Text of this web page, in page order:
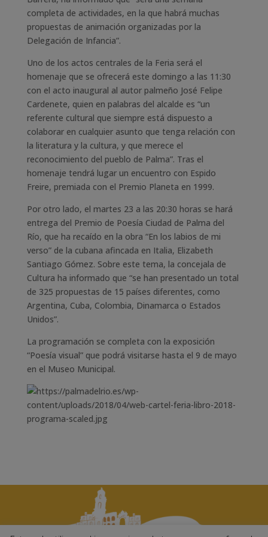
completa de actividades, en la que habrá muchas
propuestas de animación organizadas por la
Delegación de Infancia”.
Uno de los actos centrales de la Feria será el
homenaje que se ofrecerá este domingo a las 11:30
con el acto inaugural al autor palmeño José Felipe
Cardenete, quien en palabras del alcalde es “un
referente cultural que siempre está dispuesto a
colaborar en cualquier asunto que tenga relación con
la literatura y la cultura, y que merece el
reconocimiento del pueblo de Palma”. Tras el
homenaje tendrá lugar un encuentro con Espido
Freire, premiada con el Premio Planeta en 1999.
Por otro lado, el martes 23 a las 20:30 horas se hará
entrega del Premio de Poesía Ciudad de Palma del
Río, que ha recaído en la obra “En los labios de mi
verso” de la cubana afincada en Italia, Elizabeth
Santiago Gómez. Sobre este tema, la concejala de
Cultura ha informado que “se han presentado un total
de 325 propuestas de 15 países diferentes, como
Argentina, Cuba, Colombia, Dinamarca o Estados
Unidos”.
La programación se completa con la exposición
“Poesía visual” que podrá visitarse hasta el 9 de mayo
en el Museo Municipal.